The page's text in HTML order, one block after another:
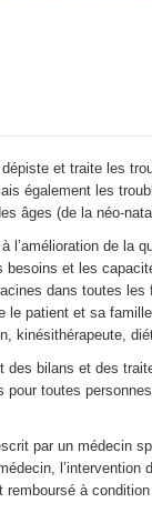
et traite les
également les
âges (de la néo-
l’amélioration de la
besoins et les
dans toutes
le patient et sa
kinésithérapeute,
des bilans et des
toutes
par un médecin
l’intervention
à condition